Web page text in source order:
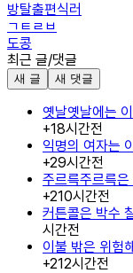
방탈출편식러
ㄱㅌㄹㅂ
도콩
최근 글/댓글
새 글 새 댓글
옛날옛날에는
+18시간전
익명의 여자는
+29시간전
주르륵주르륵
+210시간전
커튼콜은 박수
시간전
이불 밖은 위험
+212시간전